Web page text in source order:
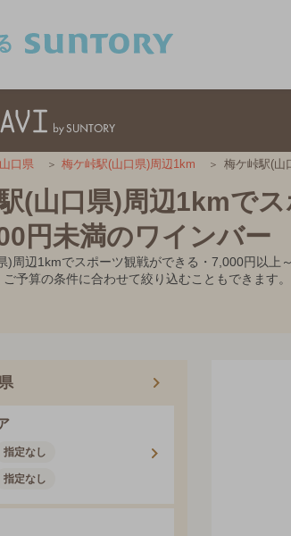
山口県 梅ケ峠駅(山口県)周辺1km 梅ケ峠駅(山
(山口県)周辺1kmで
円未満のワインバー
)周辺1kmでスポーツ観戦ができる・7,000円以
予算の条件に合わせて絞り込むこともできます
指定なし
指定なし